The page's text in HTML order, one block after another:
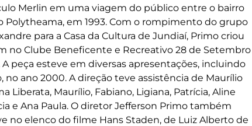
Merlin em uma viagem do público entre o bairro
Polytheama, em 1993. Com o rompimento do grupo
para a Casa da Cultura de Jundiaí, Primo criou
no Clube Beneficente e Recreativo 28 de Setembro
peça esteve em diversas apresentações, incluindo
no ano 2000. A direção teve assistência de Maurílio
Maurílio, Fabiano, Ligiana, Patrícia, Aline
e Ana Paula. O diretor Jefferson Primo também
no elenco do filme Hans Staden, de Luiz Alberto de